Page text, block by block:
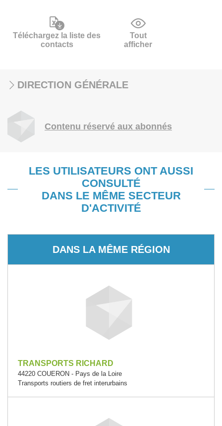
Téléchargez la liste des
contacts
Tout
afficher
DIRECTION GÉNÉRALE
Contenu réservé aux abonnés
LES UTILISATEURS ONT AUSSI
CONSULTÉ
DANS LE MÊME SECTEUR
D'ACTIVITÉ
DANS LA MÊME RÉGION
TRANSPORTS RICHARD
44220 COUERON - Pays de la Loire
Transports routiers de fret interurbains